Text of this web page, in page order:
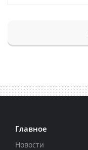
Главное
Новости